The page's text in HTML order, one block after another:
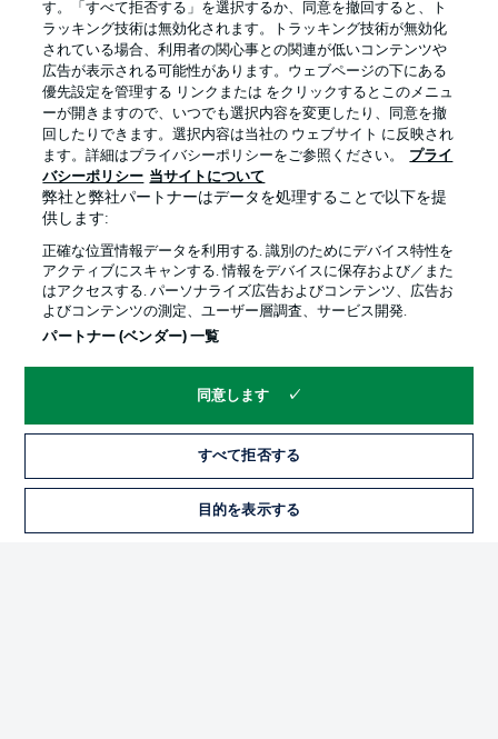
BUNDESLIGA APP
Official Partners
放送局
す。「すべて拒否する」を選択するか、同意を撤回すると、ト
ラッキング技術は無効化されます。トラッキング技術が無効化
されている場合、利用者の関心事との関連が低いコンテンツや
広告が表示される可能性があります。ウェブページの下にある
優先設定を管理する リンクまたは をクリックするとこのメニュ
ーが開きますので、いつでも選択内容を変更したり、同意を撤
回したりできます。選択内容は当社の ウェブサイト に反映され
ます。詳細はプライバシーポリシーをご参照ください。
プライ
バシーポリシー 当サイトについて
弊社と弊社パートナーはデータを処理することで以下を提
供します:
正確な位置情報データを利用する. 識別のためにデバイス特性を
アクティブにスキャンする. 情報をデバイスに保存および／また
はアクセスする. パーソナライズ広告およびコンテンツ、広告お
よびコンテンツの測定、ユーザー層調査、サービス開発.
パートナー (ベンダー) 一覧
同意します
すべて拒否する
目的を表示する